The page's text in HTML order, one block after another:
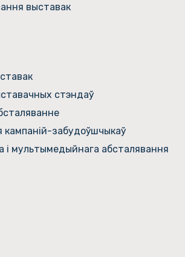
выставак
стэндаў
кампаній-забудоўшчыкаў
і мультымедыйнага абсталявання